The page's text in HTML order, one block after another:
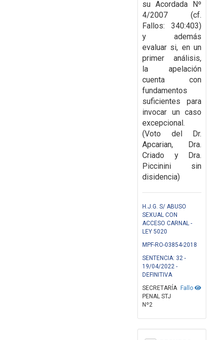
su Acordada Nº
4/2007 (cf.
Fallos: 340:403)
y además
evaluar si, en un
primer análisis,
la apelación
cuenta con
fundamentos
suficientes para
invocar un caso
excepcional.
(Voto del Dr.
Apcarian, Dra.
Criado y Dra.
Piccinini sin
disidencia)
H.J.G. S/ ABUSO
SEXUAL CON
ACCESO CARNAL -
LEY 5020
MPF-RO-03854-2018
SENTENCIA: 32 -
19/04/2022 -
DEFINITIVA
Fallo
SECRETARÍA
PENAL STJ
Nº2